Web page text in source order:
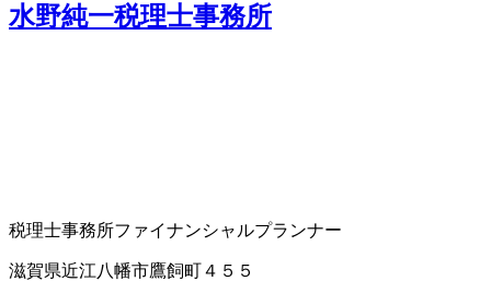
水野純一税理士事務所
税理士事務所ファイナンシャルプランナー
滋賀県近江八幡市鷹飼町４５５